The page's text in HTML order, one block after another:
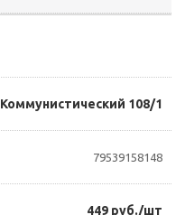
Коммунистический 108/1
79539158148
449 руб./шт